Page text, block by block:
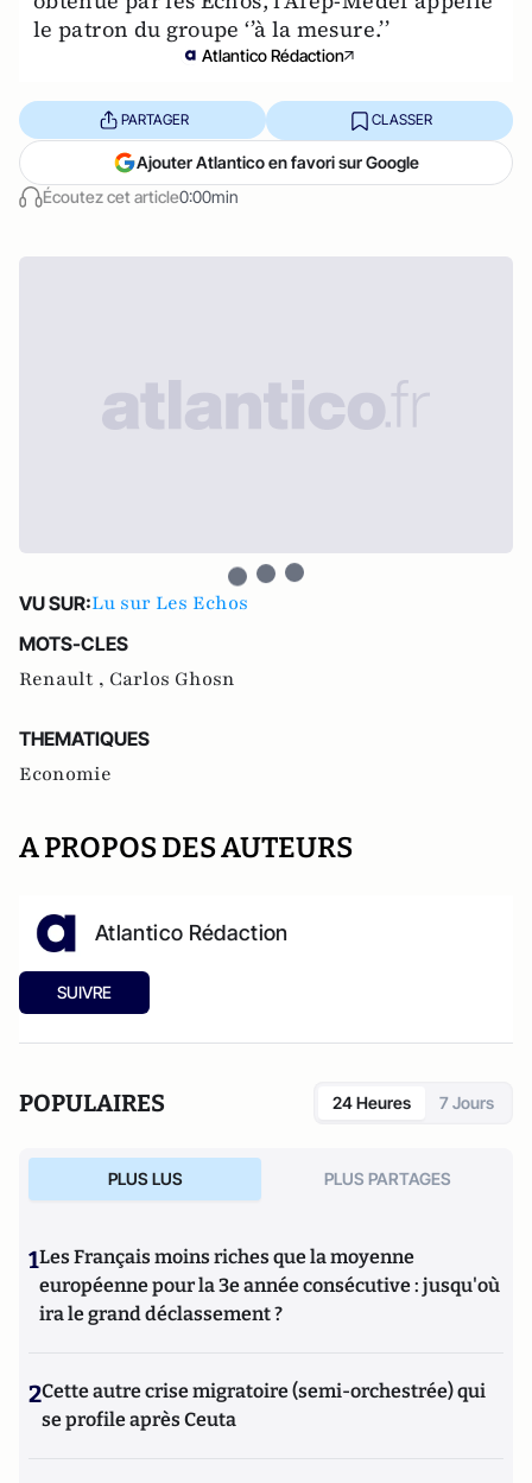
le patron du groupe ‘’à la mesure.’’
Atlantico Rédaction
Écoutez cet article0:00min
PARTAGER CLASSER
Ajouter Atlantico en favori sur Google
VU SUR:Lu sur Les Echos
MOTS-CLES
Renault , Carlos Ghosn
THEMATIQUES
Economie
A PROPOS DES AUTEURS
Atlantico Rédaction
SUIVRE
POPULAIRES 24 Heures 7 Jours
PLUS LUS PLUS PARTAGES
1Les Français moins riches que la moyenne
européenne pour la 3e année consécutive : jusqu'où
ira le grand déclassement ?
2Cette autre crise migratoire (semi-orchestrée) qui
se profile après Ceuta